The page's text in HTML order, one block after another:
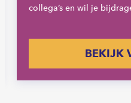
collega’s en wil je
BEKIJK